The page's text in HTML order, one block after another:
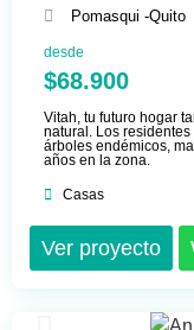
Pomasqui -Quito
desde
$68.900
Vitah, tu futuro hogar
natural. Los
árboles endémicos,
años en la zona.
Casas
Ver proyecto